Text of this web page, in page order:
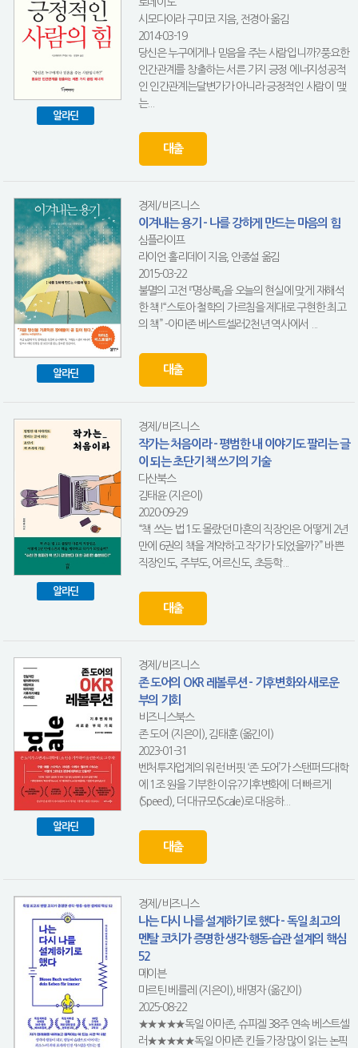
알라딘
토네이도
시모다이라 구미코 지음, 전경아 옮김
2014-03-19
당신은 누구에게나 믿음을 주는 사람입니까?풍요한
인간관계를 창출하는 서른 가지 긍정 에너지성공적
인 인간관계는달변가가 아니라 긍정적인 사람이 맺
는...
대출
알라딘
경제/비즈니스
이겨내는 용기 - 나를 강하게 만드는 마음의 힘
심플라이프
라이언 홀리데이 지음, 안종설 옮김
2015-03-22
불멸의 고전 『명상록』을 오늘의 현실에 맞게 재해석
한 책!“스토아 철학의 가르침을 제대로 구현한 최고
의 책” -아마존 베스트셀러2천년 역사에서 ...
대출
알라딘
경제/비즈니스
작가는 처음이라 - 평범한 내 이야기도 팔리는 글
이 되는 초단기 책 쓰기의 기술
다산북스
김태윤 (지은이)
2020-09-29
“책 쓰는 법 1도 몰랐던 마흔의 직장인은 어떻게 2년
만에 6권의 책을 계약하고 작가가 되었을까?” 바쁜
직장인도, 주부도, 어르신도, 초등학...
대출
알라딘
경제/비즈니스
존 도어의 OKR 레볼루션 - 기후변화와 새로운
부의 기회
비즈니스북스
존 도어 (지은이), 김태훈 (옮긴이)
2023-01-31
벤처투자업계의 워런 버핏 ‘존 도어’가 스탠퍼드대학
에 1조 원을 기부한 이유?기후변화에 더 빠르게
(Speed), 더 대규모(Scale)로 대응하...
대출
경제/비즈니스
나는 다시 나를 설계하기로 했다 - 독일 최고의
멘탈 코치가 증명한 생각·행동·습관 설계의 핵심
52
메이븐
마르틴 베를레 (지은이), 배명자 (옮긴이)
2025-08-22
★★★★★독일 아마존, 슈피겔 38주 연속 베스트셀
러★★★★★독일 아마존 킨들 가장 많이 읽는 논픽